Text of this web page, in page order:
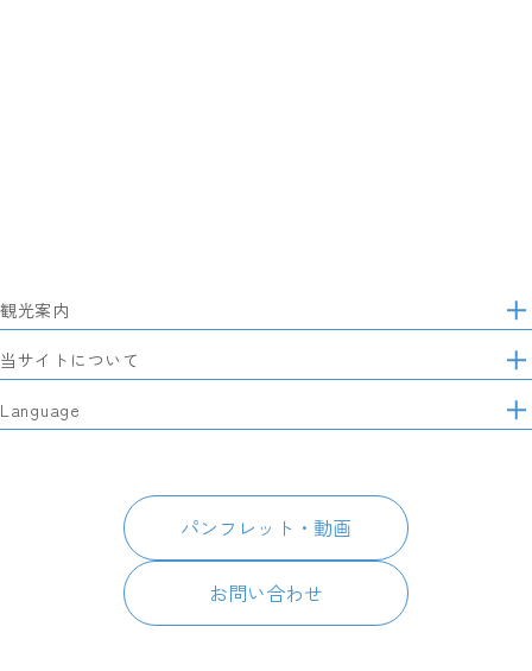
サ
イ
ト
マ
ッ
プ
観光案内
特集
モデルコース
当サイトについて
静岡県観光協会について
パンフレット・動画
Language
パンフレット・動画
お問い合わせ